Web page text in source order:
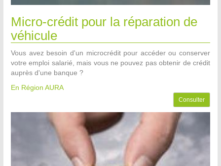
Micro-crédit pour la réparation de
véhicule
Vous avez besoin d'un microcrédit pour accéder ou conserver
votre emploi salarié, mais vous ne pouvez pas obtenir de crédit
auprès d'une banque ?
En Région AURA
Consulter